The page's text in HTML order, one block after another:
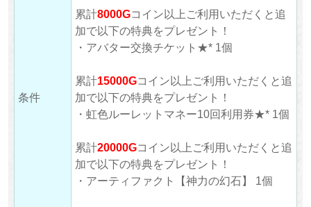
条件
累計8000Gコイン以上ご利用いただくと追
加で以下の特典をプレゼント！
・アバター交換チケット★* 1個
累計15000Gコイン以上ご利用いただくと追
加で以下の特典をプレゼント！
・虹色ルーレットマネー10回利用券★* 1個
累計20000Gコイン以上ご利用いただくと追
加で以下の特典をプレゼント！
・アーティファクト【神力の幻石】 1個